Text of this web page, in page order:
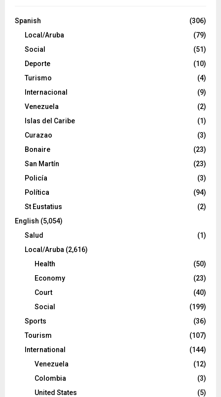
Spanish
(306)
Local/Aruba
(79)
Social
(51)
Deporte
(10)
Turismo
(4)
Internacional
(9)
Venezuela
(2)
Islas del Caribe
(1)
Curazao
(3)
Bonaire
(23)
San Martín
(23)
Policía
(3)
Política
(94)
St Eustatius
(2)
English (5,054)
Salud
(1)
Local/Aruba (2,616)
Health
(50)
Economy
(23)
Court
(40)
Social
(199)
Sports
(36)
Tourism
(107)
International
(144)
Venezuela
(12)
Colombia
(3)
United States
(5)